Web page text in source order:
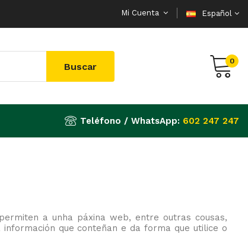
Español
Mi Cuenta
0
Buscar
Teléfono / WhatsApp: 602 247 247
a unha páxina web, entre outras cousas,
que conteñan e da forma que utilice o